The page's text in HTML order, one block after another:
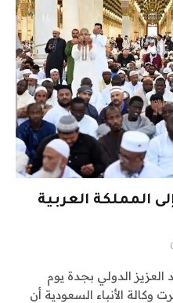
إلى المملكة العربية
الدولي بجدة يوم
وذكرت وكالة الأنباء السعودية أن